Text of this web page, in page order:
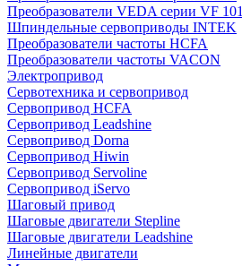
Преобразователи VEDA серии VF 101
Шпиндельные сервоприводы INTEK
Преобразователи частоты HCFA
Преобразователи частоты VACON
Электропривод
Сервотехника и сервопривод
Сервопривод HCFA
Сервопривод Leadshine
Сервопривод Dorna
Сервопривод Hiwin
Сервопривод Servoline
Сервопривод iServo
Шаговый привод
Шаговые двигатели Stepline
Шаговые двигатели Leadshine
Линейные двигатели